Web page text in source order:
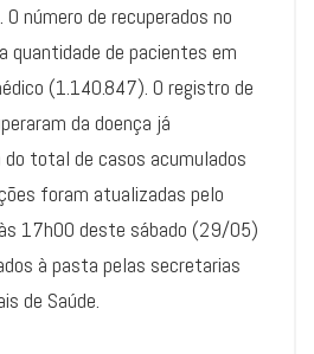
número de recuperados no
quantidade de pacientes em
(1.140.847). O registro de
da doença já
total de casos acumulados
foram atualizadas pelo
17h00 deste sábado (29/05)
à pasta pelas secretarias
de Saúde.